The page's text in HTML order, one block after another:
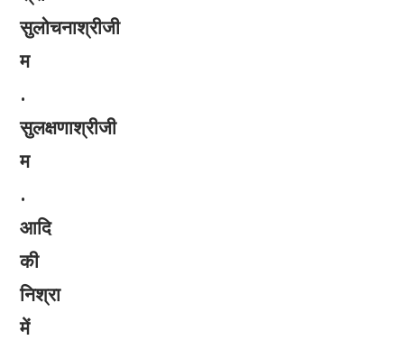
सुलोचनाश्रीजी
म
.
सुलक्षणाश्रीजी
म
.
आदि
की
निश्रा
में